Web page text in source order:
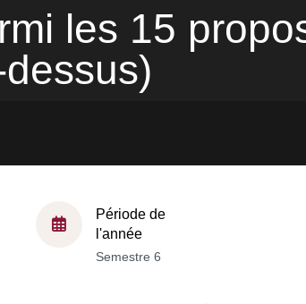
les 15
Période de
l'année
Semestre 6